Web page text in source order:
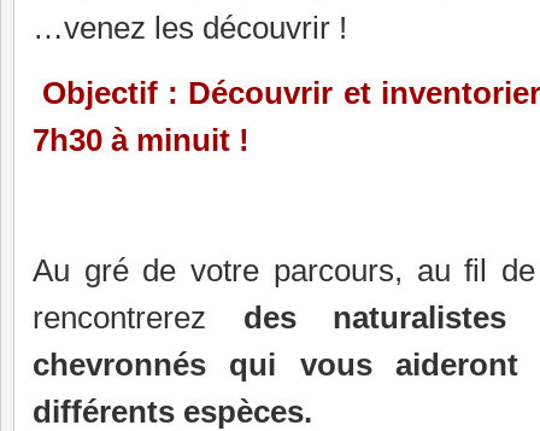
…venez les découvrir !
Objectif : Découvrir et
7h30 à minuit !
Au gré de votre parcours, au fil
rencontrerez des naturalistes
chevronnés qui vous
différents espèces.